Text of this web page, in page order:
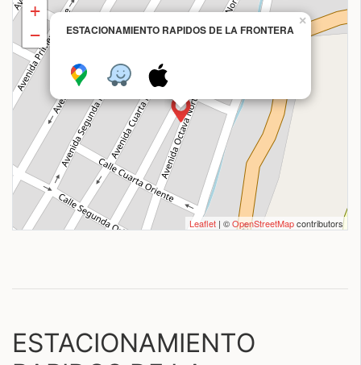
ESTACIONAMIENTO RAPIDOS DE LA FRONTERA
×
+
−
Leaflet | ©OpenStreetMapcontributors
ESTACIONAMIENTO